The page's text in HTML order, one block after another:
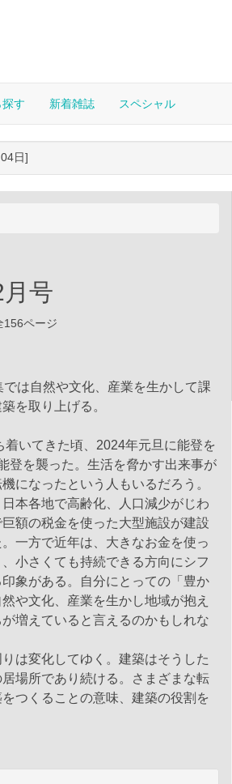
す 新着雑誌 スペシャル
日]
号
156ページ
は自然や文化、産業を生かして課
を取り上げる。
いてきた頃、2024年元旦に能登を
登を襲った。生活を脅かす出来事が
になったという人もいるだろう。
本各地で高齢化、人口減少がじわ
額の税金を使った大型施設が建設
一方で近年は、大きなお金を使っ
小さくても持続できる方向にシフ
象がある。自分にとっての「豊か
や文化、産業を生かし地域が抱え
増えていると言えるのかもしれな
は変化してゆく。建築はそうした
場所であり続ける。さまざまな転
つくることの意味、建築の役割を